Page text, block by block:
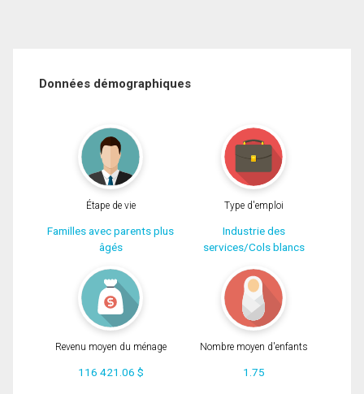
Données démographiques
Étape de vie
Familles avec parents plus
âgés
Type d'emploi
Industrie des
services/Cols blancs
Revenu moyen du ménage
116 421.06 $
Nombre moyen d'enfants
1.75